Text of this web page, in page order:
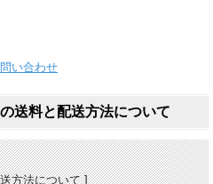
い合わせ
送料と配送方法について
方法について ]